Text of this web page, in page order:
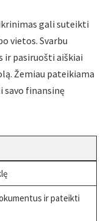
gali suteikti
vietos. Svarbu
ir pasiruošti aiškiai
Žemiau pateikiama
savo finansinę
ir pateikti